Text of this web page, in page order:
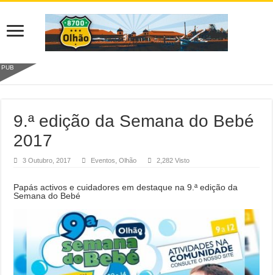
PUB
9.ª edição da Semana do Bebé
2017
3 Outubro, 2017 Eventos ,Olhão 2,282 Visto
Papás activos e cuidadores em destaque na 9.ª edição da
Semana do Bebé